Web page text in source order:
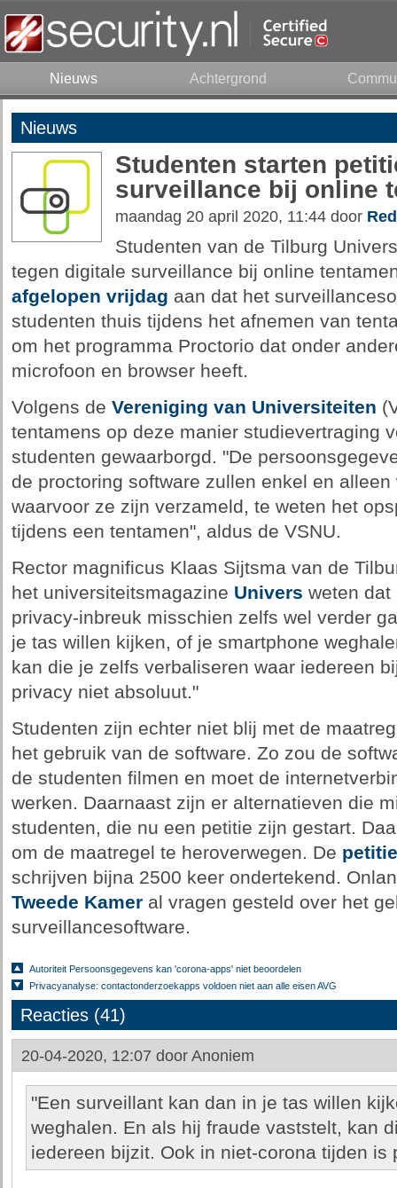
Nieuws Achtergrond
Nieuws
Studenten starten
surveillance bij online
maandag 20 april 2020, 11:44 door
Studenten van de Tilburg
tegen digitale surveillance bij online
afgelopen vrijdag aan dat het
studenten thuis tijdens het afnemen van
om het programma Proctorio dat onder
microfoon en browser heeft.
Volgens de Vereniging van Universiteiten
tentamens op deze manier studievertraging
studenten gewaarborgd. "De
de proctoring software zullen enkel en
waarvoor ze zijn verzameld, te weten het
tijdens een tentamen", aldus de VSNU.
Rector magnificus Klaas Sijtsma van de
het universiteitsmagazine Univers weten dat
privacy-inbreuk misschien zelfs wel verder
je tas willen kijken, of je smartphone
kan die je zelfs verbaliseren waar iedereen
privacy niet absoluut."
Studenten zijn echter niet blij met de
het gebruik van de software. Zo zou de
de studenten filmen en moet de
werken. Daarnaast zijn er alternatieven die
studenten, die nu een petitie zijn gestart.
om de maatregel te heroverwegen. De petitie
schrijven bijna 2500 keer ondertekend.
Tweede Kameral vragen gesteld over het
surveillancesoftware.
Autoriteit Persoonsgegevens kan 'corona-apps' niet beoordelen
Privacyanalyse: contactonderzoekapps voldoen niet aan alle eisen AVG
Reacties (41)
20-04-2020, 12:07 door Anoniem
"Een surveillant kan dan in je tas willen
weghalen. En als hij fraude vaststelt, kan
iedereen bijzit. Ook in niet-corona tijden is